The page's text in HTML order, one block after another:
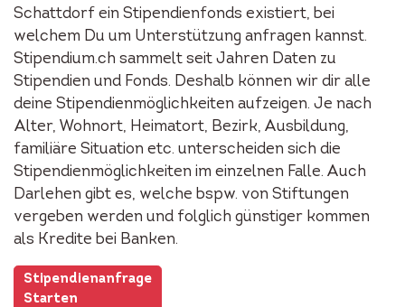
Schattdorf ein Stipendienfonds existiert, bei
welchem Du um Unterstützung anfragen kannst.
Stipendium.ch sammelt seit Jahren Daten zu
Stipendien und Fonds. Deshalb können wir dir alle
deine Stipendienmöglichkeiten aufzeigen. Je nach
Alter, Wohnort, Heimatort, Bezirk, Ausbildung,
familiäre Situation etc. unterscheiden sich die
Stipendienmöglichkeiten im einzelnen Falle. Auch
Darlehen gibt es, welche bspw. von Stiftungen
vergeben werden und folglich günstiger kommen
als Kredite bei Banken.
Stipendienanfrage
Starten